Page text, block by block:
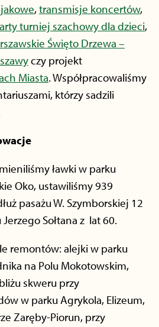
,transmisje koncertów,
turniej szachowy dla dzieci,
Święto Drzewa –
czy projekt
Miasta. Współpracowaliśmy
którzy sadzili
ławki w parku
Oko, ustawiliśmy 939
pasażu W. Szymborskiej 12
Sołtana z lat 60.
remontów: alejki w parku
na Polu Mokotowskim,
skweru przy
w parku Agrykola, Elizeum,
Zaręby-Piorun, przy